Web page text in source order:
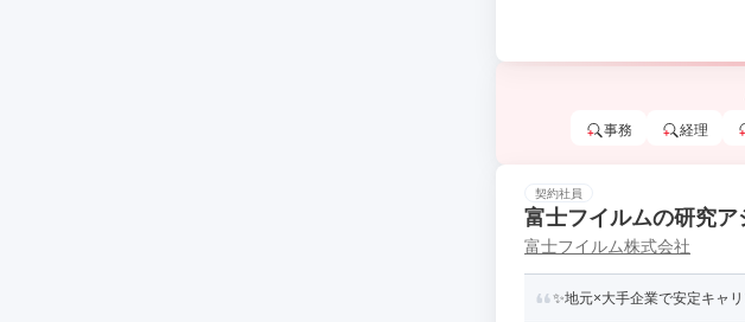
事務 経理
契約社員
富士フイルムの研究ア
富士フイルム株式会社
✨地元×大手企業で安定キャ